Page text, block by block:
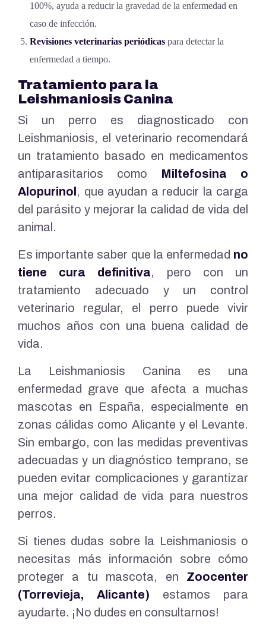
100%, ayuda a reducir la gravedad de la enfermedad en
caso de infección.
Revisiones veterinarias periódicas para detectar la
enfermedad a tiempo.
Tratamiento para la
Leishmaniosis Canina
Si un perro es diagnosticado con
Leishmaniosis, el veterinario recomendará
un tratamiento basado en medicamentos
antiparasitarios como Miltefosina o
Alopurinol , que ayudan a reducir la carga
del parásito y mejorar la calidad de vida del
animal.
Es importante saber que la enfermedad no
tiene cura definitiva, pero con un
tratamiento adecuado y un control
veterinario regular, el perro puede vivir
muchos años con una buena calidad de
vida.
La Leishmaniosis Canina es una
enfermedad grave que afecta a muchas
mascotas en España, especialmente en
zonas cálidas como Alicante y el Levante.
Sin embargo, con las medidas preventivas
adecuadas y un diagnóstico temprano, se
pueden evitar complicaciones y garantizar
una mejor calidad de vida para nuestros
perros.
Si tienes dudas sobre la Leishmaniosis o
necesitas más información sobre cómo
proteger a tu mascota, en Zoocenter
(Torrevieja, Alicante) estamos para
ayudarte. ¡No dudes en consultarnos!